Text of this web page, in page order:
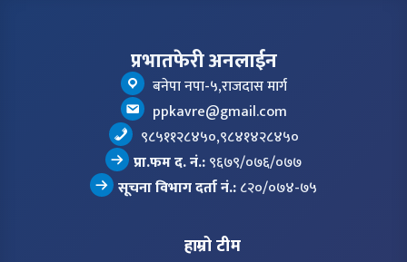
प्रभातफेरी अनलाईन
बनेपा नपा-५,राजदास मार्ग
ppkavre@gmail.com
९८५११२८४५०,९८४१४२८४५०
प्रा.फम द. नं.:९६७९/०७६/०७७
सूचना विभाग दर्ता नं.:८२०/०७४-७५
हाम्रो टीम